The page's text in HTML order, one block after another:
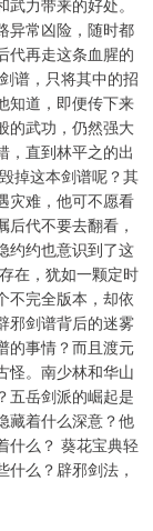
力带来的好处。
异常凶险，随时都
代再走这条血腥的
谱，只将其中的招
道，即便传下来
的武功，仍然强大
，直到林平之的出
掉这本剑谱呢？其
难，他可不愿看
代不要去翻看，
约约也意识到了这
在，犹如一颗定时
不完全版本，却依
邪剑谱背后的迷雾
的事情？而且渡元
怪。南少林和华山
五岳剑派的崛起是
藏着什么深意？他
什么？ 葵花宝典轻
么？辟邪剑法，